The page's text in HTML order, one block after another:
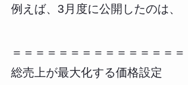
例えば、3月度に公開したのは、
＝＝＝＝＝＝＝＝＝＝＝＝＝＝＝
総売上が最大化する価格設定